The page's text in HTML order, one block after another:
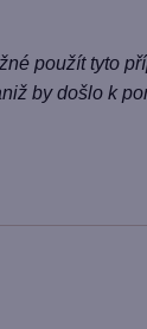
použít tyto
by došlo k